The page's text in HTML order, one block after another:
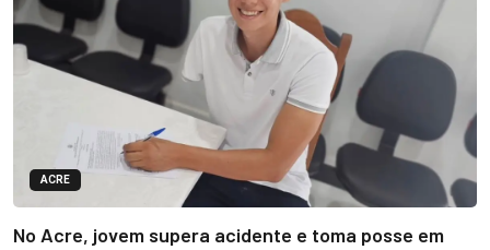
ACRE
No Acre, jovem supera acidente e toma posse em